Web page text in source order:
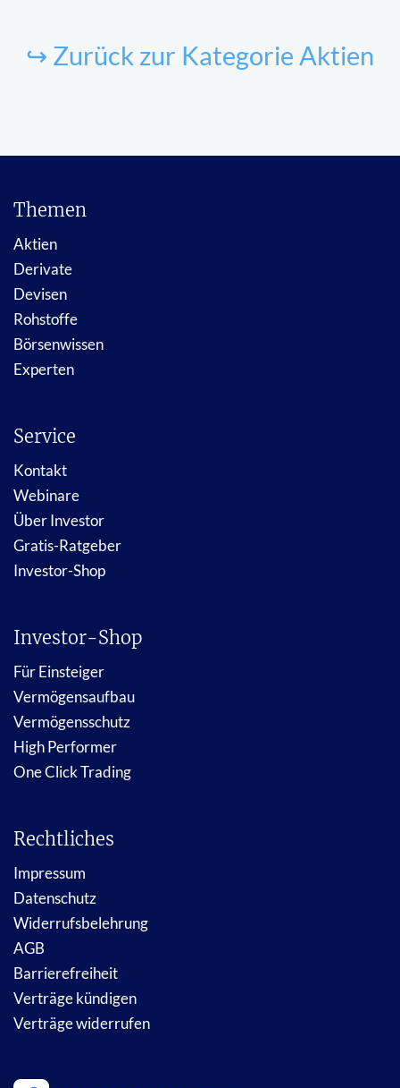
↪ Zurück zur Kategorie Aktien
Themen
Aktien
Derivate
Devisen
Rohstoffe
Börsenwissen
Experten
Service
Kontakt
Webinare
Über Investor
Gratis-Ratgeber
Investor-Shop
Investor-Shop
Für Einsteiger
Vermögensaufbau
Vermögensschutz
High Performer
One Click Trading
Rechtliches
Impressum
Datenschutz
Widerrufsbelehrung
AGB
Barrierefreiheit
Verträge kündigen
Verträge widerrufen